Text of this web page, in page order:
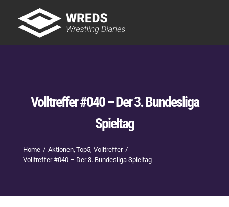
content
Volltreffer #040 – Der 3. Bundesliga
Spieltag
Home Aktionen Top5 Volltreffer
Volltreffer #040 – Der 3. Bundesliga Spieltag